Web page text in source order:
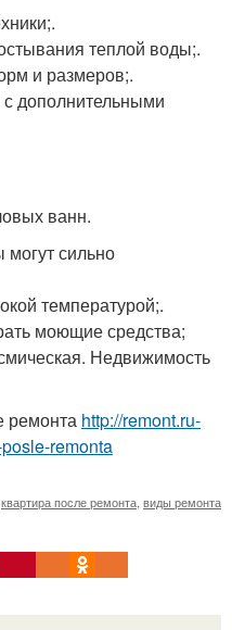
теплой воды;.
и размеров;.
дополнительными
ванн.
могут сильно
температурой;.
моющие средства;
Недвижимость
ремонта http://remont.ru-
remonta
квартира после ремонта виды ремонта